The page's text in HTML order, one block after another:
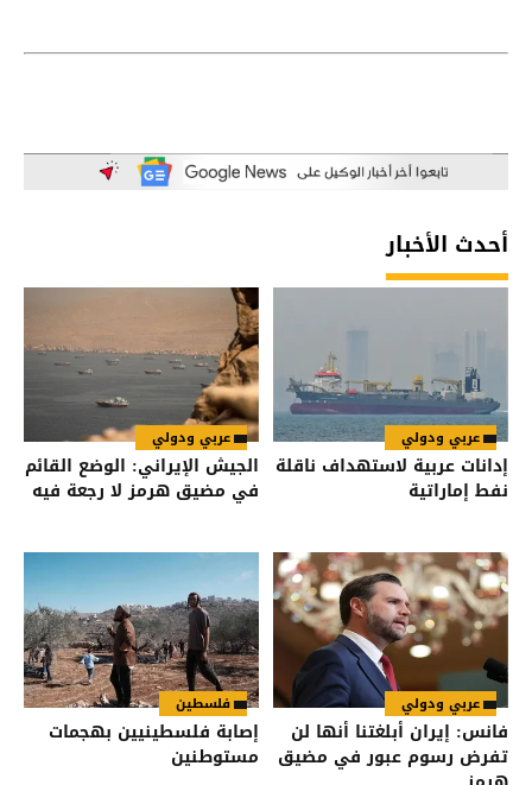
أحدث الأخبار
عربي ودولي
إدانات عربية لاستهداف ناقلة
نفط إماراتية
عربي ودولي
الجيش الإيراني: الوضع القائم
في مضيق هرمز لا رجعة فيه
عربي ودولي
فانس: إيران أبلغتنا أنها لن
تفرض رسوم عبور في مضيق
فلسطين
إصابة فلسطينيين بهجمات
مستوطنين